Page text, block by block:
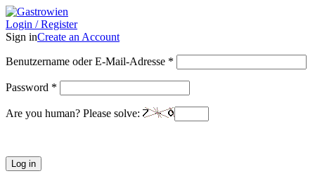
Login / Register
Sign inCreate an Account
Benutzername oder E-Mail-Adresse *
Password *
Are you human? Please solve:
Log in